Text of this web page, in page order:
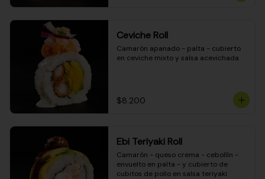
Ceviche Roll
Camarón apanado - palta - cubierto
en ceviche mixto y salsa acevichada
$8.200
Ebi Teriyaki Roll
Camarón - queso crema - cebollín -
envuelto en palta - y cubierto de
cubitos de pollo en salsa teriyaki